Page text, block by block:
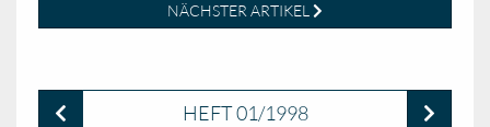
NÄCHSTER ARTIKEL
HEFT 01/1998